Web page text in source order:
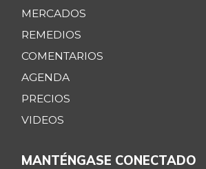
MERCADOS
REMEDIOS
COMENTARIOS
AGENDA
PRECIOS
VIDEOS
MANTÉNGASE CONECTADO